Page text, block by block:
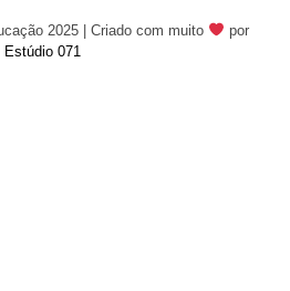
2025 | Criado com muito
por
Estúdio 071